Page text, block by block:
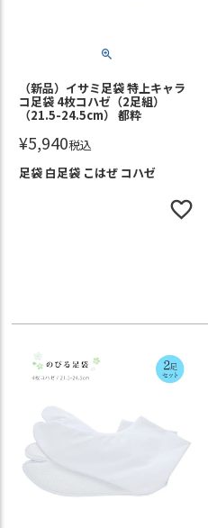
（新品）イサミ足袋 特上キャラ
コ足袋 4枚コハゼ（2足組）
（21.5-24.5cm） 都粋
¥5,940税込
足袋 白足袋 こはぜ コハゼ